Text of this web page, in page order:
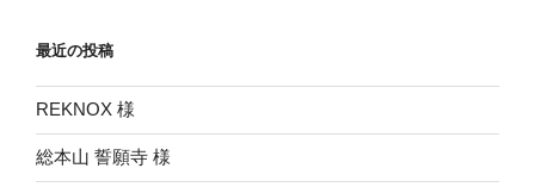
ー
シ
ョ
ン
最近の投稿
REKNOX 様
総本山 誓願寺 様